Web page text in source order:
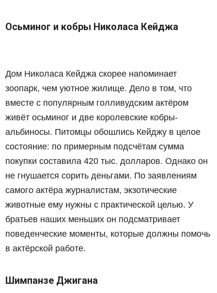
Осьминог и кобры Николаса Кейджа
Дом Николаса Кейджа скорее напоминает
зоопарк, чем уютное жилище. Дело в том, что
вместе с популярным голливудским актёром
живёт осьминог и две королевские кобры-
альбиносы. Питомцы обошлись Кейджу в целое
состояние: по примерным подсчётам сумма
покупки составила 420 тыс. долларов. Однако он
не гнушается сорить деньгами. По заявлениям
самого актёра журналистам, экзотические
животные ему нужны с практической целью. У
братьев наших меньших он подсматривает
поведенческие моменты, которые должны помочь
в актёрской работе.
Шимпанзе Джигана